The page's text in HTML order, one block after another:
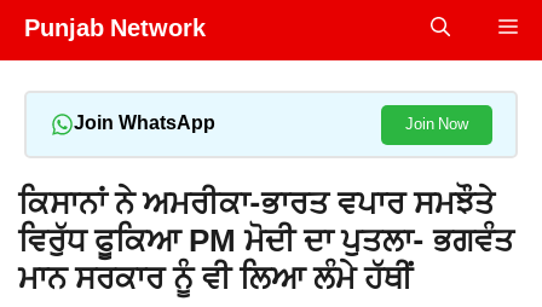
Skip
Punjab Network
Join WhatsApp Join Now
ਕਿਸਾਨਾਂ ਨੇ ਅਮਰੀਕਾ-ਭਾਰਤ ਵਪਾਰ ਸਮਝੌਤੇ
ਵਿਰੁੱਧ ਫੂਕਿਆ PM ਮੋਦੀ ਦਾ ਪੁਤਲਾ- ਭਗਵੰਤ
ਮਾਨ ਸਰਕਾਰ ਨੂੰ ਵੀ ਲਿਆ ਲੰਮੇ ਹੱਥੀਂ